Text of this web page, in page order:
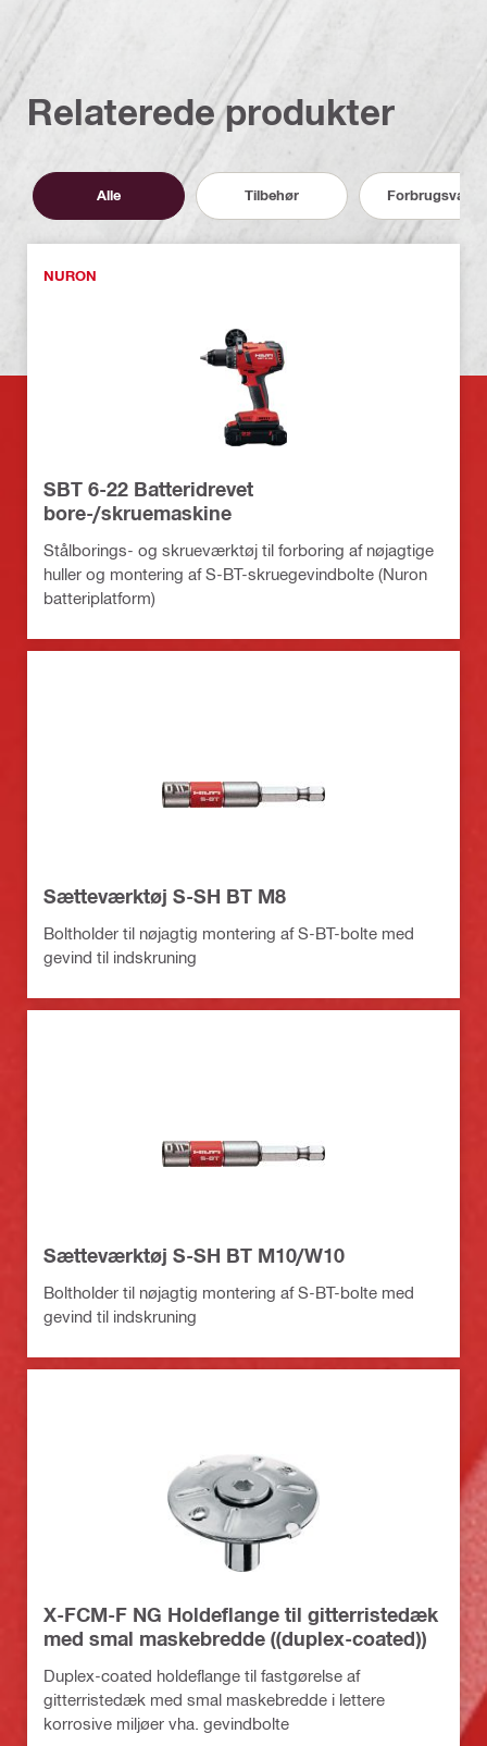
Relaterede produkter
Alle Tilbehør Forbrugsvarer
NURON
SBT 6-22 Batteridrevet
bore-/skruemaskine
Stålborings- og skrueværktøj til forboring af nøjagtige
huller og montering af S-BT-skruegevindbolte (Nuron
batteriplatform)
Sætteværktøj S-SH BT M8
Boltholder til nøjagtig montering af S-BT-bolte med
gevind til indskruning
Sætteværktøj S-SH BT M10/W10
Boltholder til nøjagtig montering af S-BT-bolte med
gevind til indskruning
X-FCM-F NG Holdeflange til gitterristedæk
med smal maskebredde ((duplex-coated))
Duplex-coated holdeflange til fastgørelse af
gitterristedæk med smal maskebredde i lettere
korrosive miljøer vha. gevindbolte